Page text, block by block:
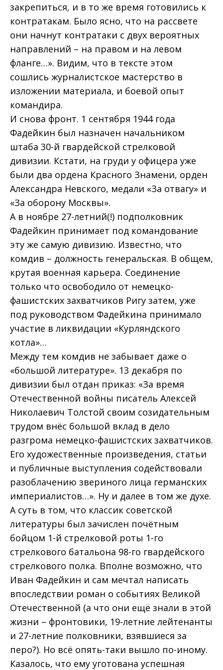
закрепиться, и в то же время готовились к
контратакам. Было ясно, что на рассвете
они начнут контратаки с двух вероятных
направлений – на правом и на левом
фланге…». Видим, что в тексте этом
сошлись журналистское мастерство в
изложении материала, и боевой опыт
командира.
И снова фронт. 1 сентября 1944 года
Фадейкин был назначен начальником
штаба 30-й гвардейской стрелковой
дивизии. Кстати, на груди у офицера уже
были два ордена Красного Знамени, орден
Александра Невского, медали «За отвагу» и
«За оборону Москвы».
А в ноябре 27-летний(!) подполковник
Фадейкин принимает под командование
эту же самую дивизию. Известно, что
комдив – должность генеральская. В общем,
крутая военная карьера. Соединение
только что освободило от немецко-
фашистских захватчиков Ригу затем, уже
под руководством Фадейкина принимало
участие в ликвидации «Курляндского
котла»…
Между тем комдив не забывает даже о
«большой литературе». 13 декабря по
дивизии был отдан приказ: «За время
Отечественной войны писатель Алексей
Николаевич Толстой своим созидательным
трудом внёс большой вклад в дело
разгрома немецко-фашистских захватчиков.
Его художественные произведения, статьи
и публичные выступления содействовали
разоблачению звериного лица германских
империалистов…». Ну и далее в том же духе.
А суть в том, что классик советской
литературы был зачислен почётным
бойцом 1-й стрелковой роты 1-го
стрелкового батальона 98-го гвардейского
стрелкового полка. Вполне возможно, что
Иван Фадейкин и сам мечтал написать
впоследствии роман о событиях Великой
Отечественной (а что они ещё знали в этой
жизни – фронтовики, 19-летние лейтенанты
и 27-летние полковники, взявшиеся за
перо?). Но всё опять-таки вышло по-иному.
Казалось, что ему уготована успешная